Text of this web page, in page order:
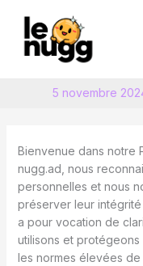
contenu
5 novembre
Bienvenue dans notre
nugg.ad, nous
personnelles et nous
préserver leur
a pour vocation de
utilisons et
les normes élevées